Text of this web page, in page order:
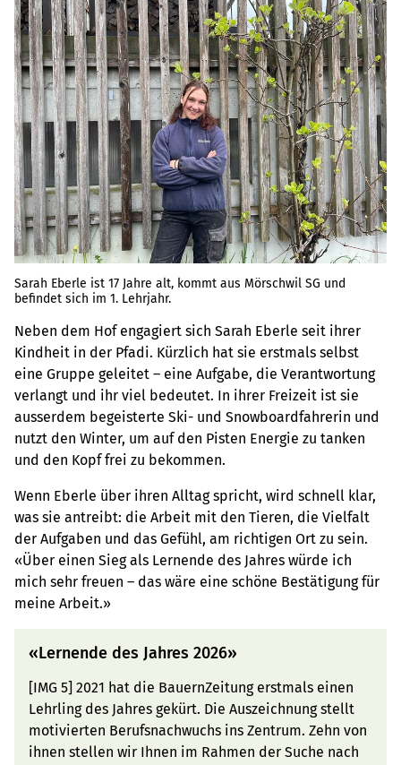
Sarah Eberle ist 17 Jahre alt, kommt aus Mörschwil SG und
befindet sich im 1. Lehrjahr.
Neben dem Hof engagiert sich Sarah Eberle seit ihrer
Kindheit in der Pfadi. Kürzlich hat sie erstmals selbst
eine Gruppe geleitet – eine Aufgabe, die Verantwortung
verlangt und ihr viel bedeutet. In ihrer Freizeit ist sie
ausserdem begeisterte Ski- und Snowboardfahrerin und
nutzt den Winter, um auf den Pisten Energie zu tanken
und den Kopf frei zu bekommen.
Wenn Eberle über ihren Alltag spricht, wird schnell klar,
was sie antreibt: die Arbeit mit den Tieren, die Vielfalt
der Aufgaben und das Gefühl, am richtigen Ort zu sein.
«Über einen Sieg als Lernende des Jahres würde ich
mich sehr freuen – das wäre eine schöne Bestätigung für
meine Arbeit.»
«Lernende des Jahres 2026»
[IMG 5] 2021 hat die BauernZeitung erstmals einen
Lehrling des Jahres gekürt. Die Auszeichnung stellt
motivierten Berufsnachwuchs ins Zentrum. Zehn von
ihnen stellen wir Ihnen im Rahmen der Suche nach